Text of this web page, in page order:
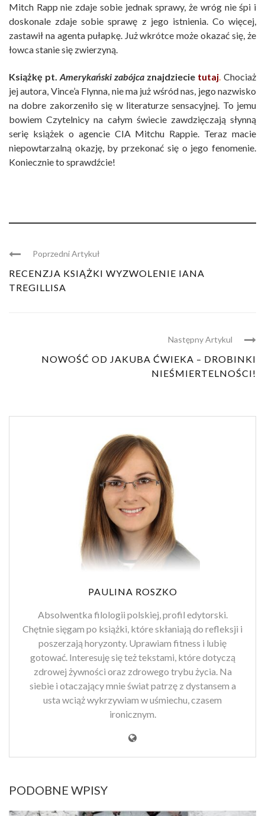
Mitch Rapp nie zdaje sobie jednak sprawy, że wróg nie śpi i
doskonale zdaje sobie sprawę z jego istnienia. Co więcej,
zastawił na agenta pułapkę. Już wkrótce może okazać się, że
łowca stanie się zwierzyną.
Książkę pt. Amerykański zabójca znajdziecie tutaj Chociaż
jej autora, Vince’a Flynna, nie ma już wśród nas, jego nazwisko
na dobre zakorzeniło się w literaturze sensacyjnej. To jemu
bowiem Czytelnicy na całym świecie zawdzięczają słynną
serię książek o agencie CIA Mitchu Rappie. Teraz macie
niepowtarzalną okazję, by przekonać się o jego fenomenie.
Koniecznie to sprawdźcie!
Poprzedni Artykuł
RECENZJA KSIĄŻKI WYZWOLENIE IANA
TREGILLISA
Następny Artykul
NOWOŚĆ OD JAKUBA ĆWIEKA – DROBINKI
NIEŚMIERTELNOŚCI!
PAULINA ROSZKO
Absolwentka filologii polskiej, profil edytorski.
Chętnie sięgam po książki, które skłaniają do refleksji i
poszerzają horyzonty. Uprawiam fitness i lubię
gotować. Interesuję się też tekstami, które dotyczą
zdrowej żywności oraz zdrowego trybu życia. Na
siebie i otaczający mnie świat patrzę z dystansem a
usta wciąż wykrzywiam w uśmiechu, czasem
ironicznym.
PODOBNE WPISY